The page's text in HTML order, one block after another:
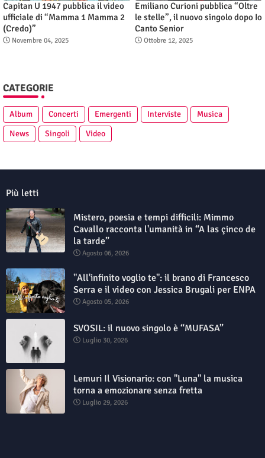
Capitan U 1947 pubblica il video
ufficiale di “Mamma 1 Mamma 2
(Credo)”
Novembre 04, 2025
Emiliano Curioni pubblica “Oltre
le stelle”, il nuovo singolo dopo Io
Canto Senior
Ottobre 12, 2025
CATEGORIE
Album Concerti Emergenti Interviste
Musica
News
Singoli Video
Più letti
Mistero, poesia e tempi difficili: Mimmo
Cavallo racconta l'umanità in “A las çinco de
la tarde”
Agosto 06, 2026
"All'infinito voglio te": il brano di Francesco
Serra e il video con Jessica Brugali per ENPA
Agosto 05, 2026
SVOSIL: il nuovo singolo è “MUFASA”
Luglio 30, 2026
Lemuri Il Visionario: con "Luna" la musica
torna a emozionare senza fretta
Luglio 29, 2026